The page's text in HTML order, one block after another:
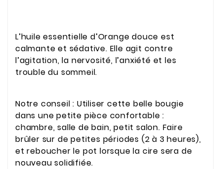
L’huile essentielle d’Orange douce est
calmante et sédative. Elle agit contre
l’agitation, la nervosité, l’anxiété et les
trouble du sommeil.
Notre conseil : Utiliser cette belle bougie
dans une petite pièce confortable :
chambre, salle de bain, petit salon. Faire
brûler sur de petites périodes (2 à 3 heures),
et reboucher le pot lorsque la cire sera de
nouveau solidifiée.